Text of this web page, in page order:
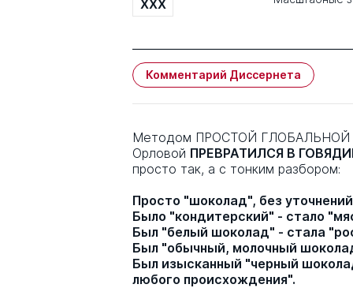
XXX
Комментарий Диссернета
Методом ПРОСТОЙ
Орловой ПРЕВРАТИЛСЯ В
просто так, а с тонким разбором:
Просто "шоколад", без
Было "кондитерский" - стало
Был "белый шоколад" - стала
Был "обычный, молочный
Был изысканный "черный
любого происхождения".